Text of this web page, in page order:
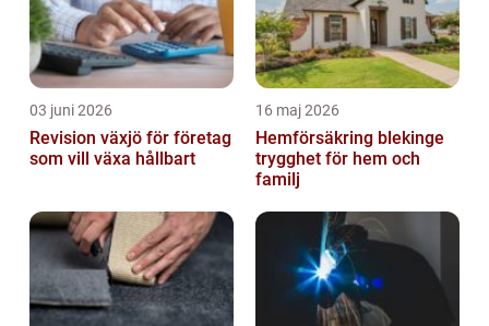
03 juni 2026
Revision växjö för företag
som vill växa hållbart
16 maj 2026
Hemförsäkring blekinge
trygghet för hem och
familj